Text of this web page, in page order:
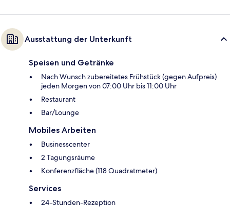
Ausstattung der Unterkunft
Speisen und Getränke
Nach Wunsch zubereitetes Frühstück (gegen Aufpreis)
jeden Morgen von 07:00 Uhr bis 11:00 Uhr
Restaurant
Bar/Lounge
Mobiles Arbeiten
Businesscenter
2 Tagungsräume
Konferenzfläche (118 Quadratmeter)
Services
24-Stunden-Rezeption